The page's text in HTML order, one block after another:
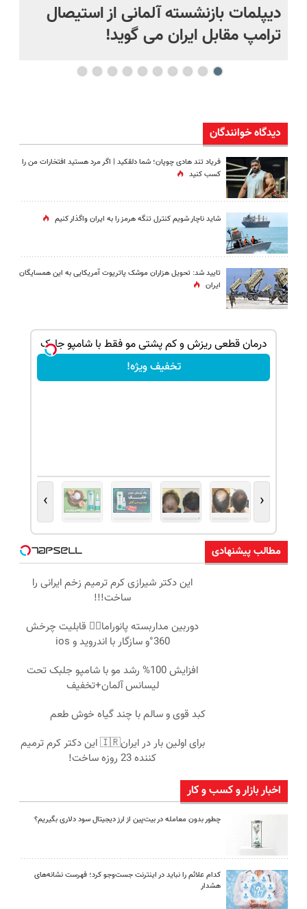
دیپلمات بازنشسته آلمانی از استیصال
ترامپ مقابل ایران می گوید!
دیدگاه خوانندگان
فریاد تند هادی چوپان؛‌ شما دلقکید | اگر مرد هستید افتخارات من را
کسب کنید
شاید ناچار شویم کنترل تنگه هرمز را به ایران واگذار کنیم
تایید شد: تحویل هزاران موشک پاتریوت آمریکایی به این همسایگان
ایران
درمان قطعی ریزش و کم پشتی مو فقط با شامپو جلبک
تخفیف ویژه!
‹
›
مطالب پیشنهادی
این دکتر شیرازی کرم ترمیم زخم ایرانی را
ساخت!!!
دوربین مداربسته پانوراما👈🏻 قابلیت چرخش
360°و سازگار با اندروید و ios
افزایش 100% رشد مو با شامپو جلبک تحت
لیسانس آلمان+تخفیف
کبد قوی و سالم با چند گیاه خوش طعم
برای اولین بار در ایران🇮🇷 این دکتر کرم ترمیم
کننده 23 روزه ساخت!
اخبار بازار و کسب و کار
چطور بدون معامله در بیت‌پین از ارز دیجیتال سود دلاری بگیریم؟
کدام علائم را نباید در اینترنت جست‌وجو کرد؛ فهرست نشانه‌های
هشدار